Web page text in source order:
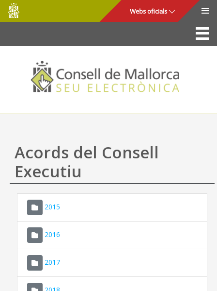
Salta al contingut principal
Consell
de
Mallorca
Webs oficials
La Seu
Consell de Mallorca
Accés i seguretat
Utilitats
Ajuda
Acords del Consell
Executiu
2015
2016
2017